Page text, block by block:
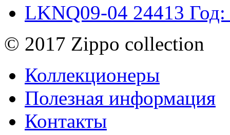
LKNQ09-04 24413
© 2017 Zippo collection
Коллекционеры
Полезная информация
Контакты